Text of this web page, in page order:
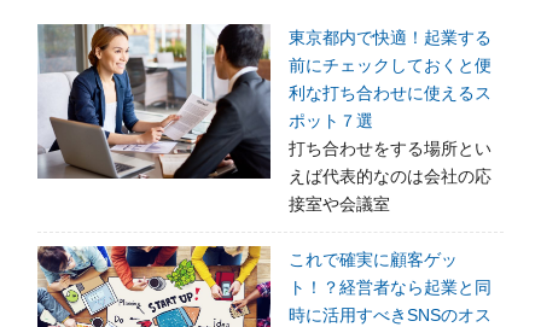
東京都内で快適！起業する
前にチェックしておくと便
利な打ち合わせに使えるス
ポット７選
打ち合わせをする場所とい
えば代表的なのは会社の応
接室や会議室
これで確実に顧客ゲッ
ト！？経営者なら起業と同
時に活用すべきSNSのオス